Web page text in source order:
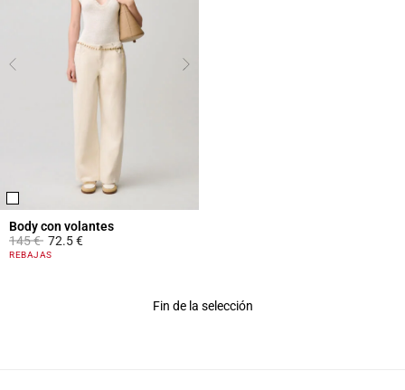
Body con volantes
Price reduced from
145 €to72.5 €
4,2 out of 5 Customer Rating
REBAJAS
Fin de la selección